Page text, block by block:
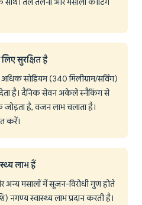
सुरक्षित है
सोडियम (340 मिलीग्राम/सर्विंग)
है। दैनिक सेवन अकेले स्नैकिंग से
जोड़ता है, वजन लाभ चलाता है।
करें।
लाभ हैं
अन्य मसालों में सूजन-विरोधी गुण होते
नगण्य स्वास्थ्य लाभ प्रदान करती है।